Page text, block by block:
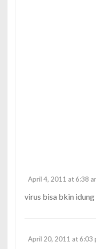
April 4, 2011 at 6:38
virus bisa bkin idung
April 20, 2011 at 6:03